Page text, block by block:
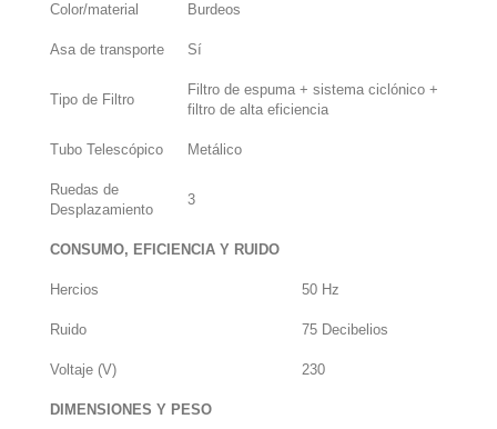
Color/material Burdeos
Asa de transporte Sí
Tipo de Filtro
Filtro de espuma + sistema ciclónico +
filtro de alta eficiencia
Tubo Telescópico Metálico
Ruedas de
Desplazamiento
3
CONSUMO, EFICIENCIA Y RUIDO
Hercios 50 Hz
Ruido 75 Decibelios
Voltaje (V) 230
DIMENSIONES Y PESO